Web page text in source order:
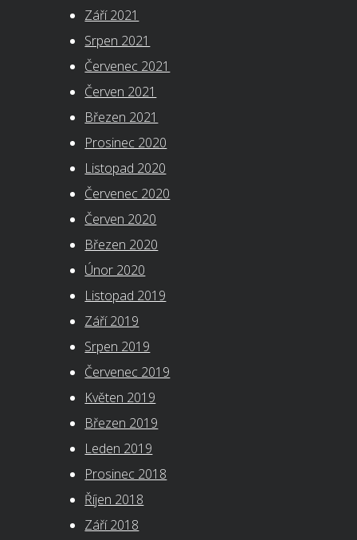
Září 2021
Srpen 2021
Červenec 2021
Červen 2021
Březen 2021
Prosinec 2020
Listopad 2020
Červenec 2020
Červen 2020
Březen 2020
Únor 2020
Listopad 2019
Září 2019
Srpen 2019
Červenec 2019
Květen 2019
Březen 2019
Leden 2019
Prosinec 2018
Říjen 2018
Září 2018